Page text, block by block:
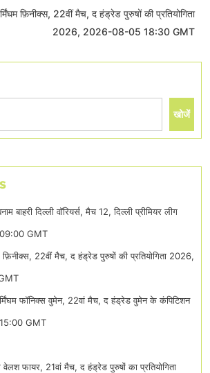
फ़िनीक्स, 22वीं मैच, द हंड्रेड पुरुषों की प्रतियोगिता
2026, 2026-08-05 18:30 GMT
खोजें
बाहरी दिल्ली वॉरियर्स, मैच 12, दिल्ली प्रीमियर लीग
GMT
फ़िनीक्स, 22वीं मैच, द हंड्रेड पुरुषों की प्रतियोगिता 2026,
फॉनिक्स वुमेन, 22वां मैच, द हंड्रेड वुमेन के कंपिटिशन
GMT
फायर, 21वां मैच, द हंड्रेड पुरुषों का प्रतियोगिता